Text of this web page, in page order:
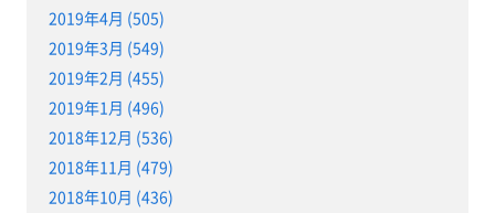
2019年4月 (505)
2019年3月 (549)
2019年2月 (455)
2019年1月 (496)
2018年12月 (536)
2018年11月 (479)
2018年10月 (436)